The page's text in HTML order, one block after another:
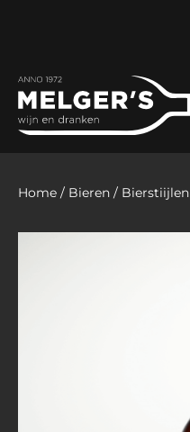
Home / Bieren / Bierstiijlen